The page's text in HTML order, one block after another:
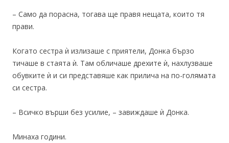
– Само да порасна, тогава ще правя нещата, които тя
прави.
Когато сестра ѝ излизаше с приятели, Донка бързо
тичаше в стаята ѝ. Там обличаше дрехите ѝ, нахлузваше
обувките ѝ и си представяше как прилича на по-голямата
си сестра.
– Всичко върши без усилие, – завиждаше ѝ Донка.
Минаха години.